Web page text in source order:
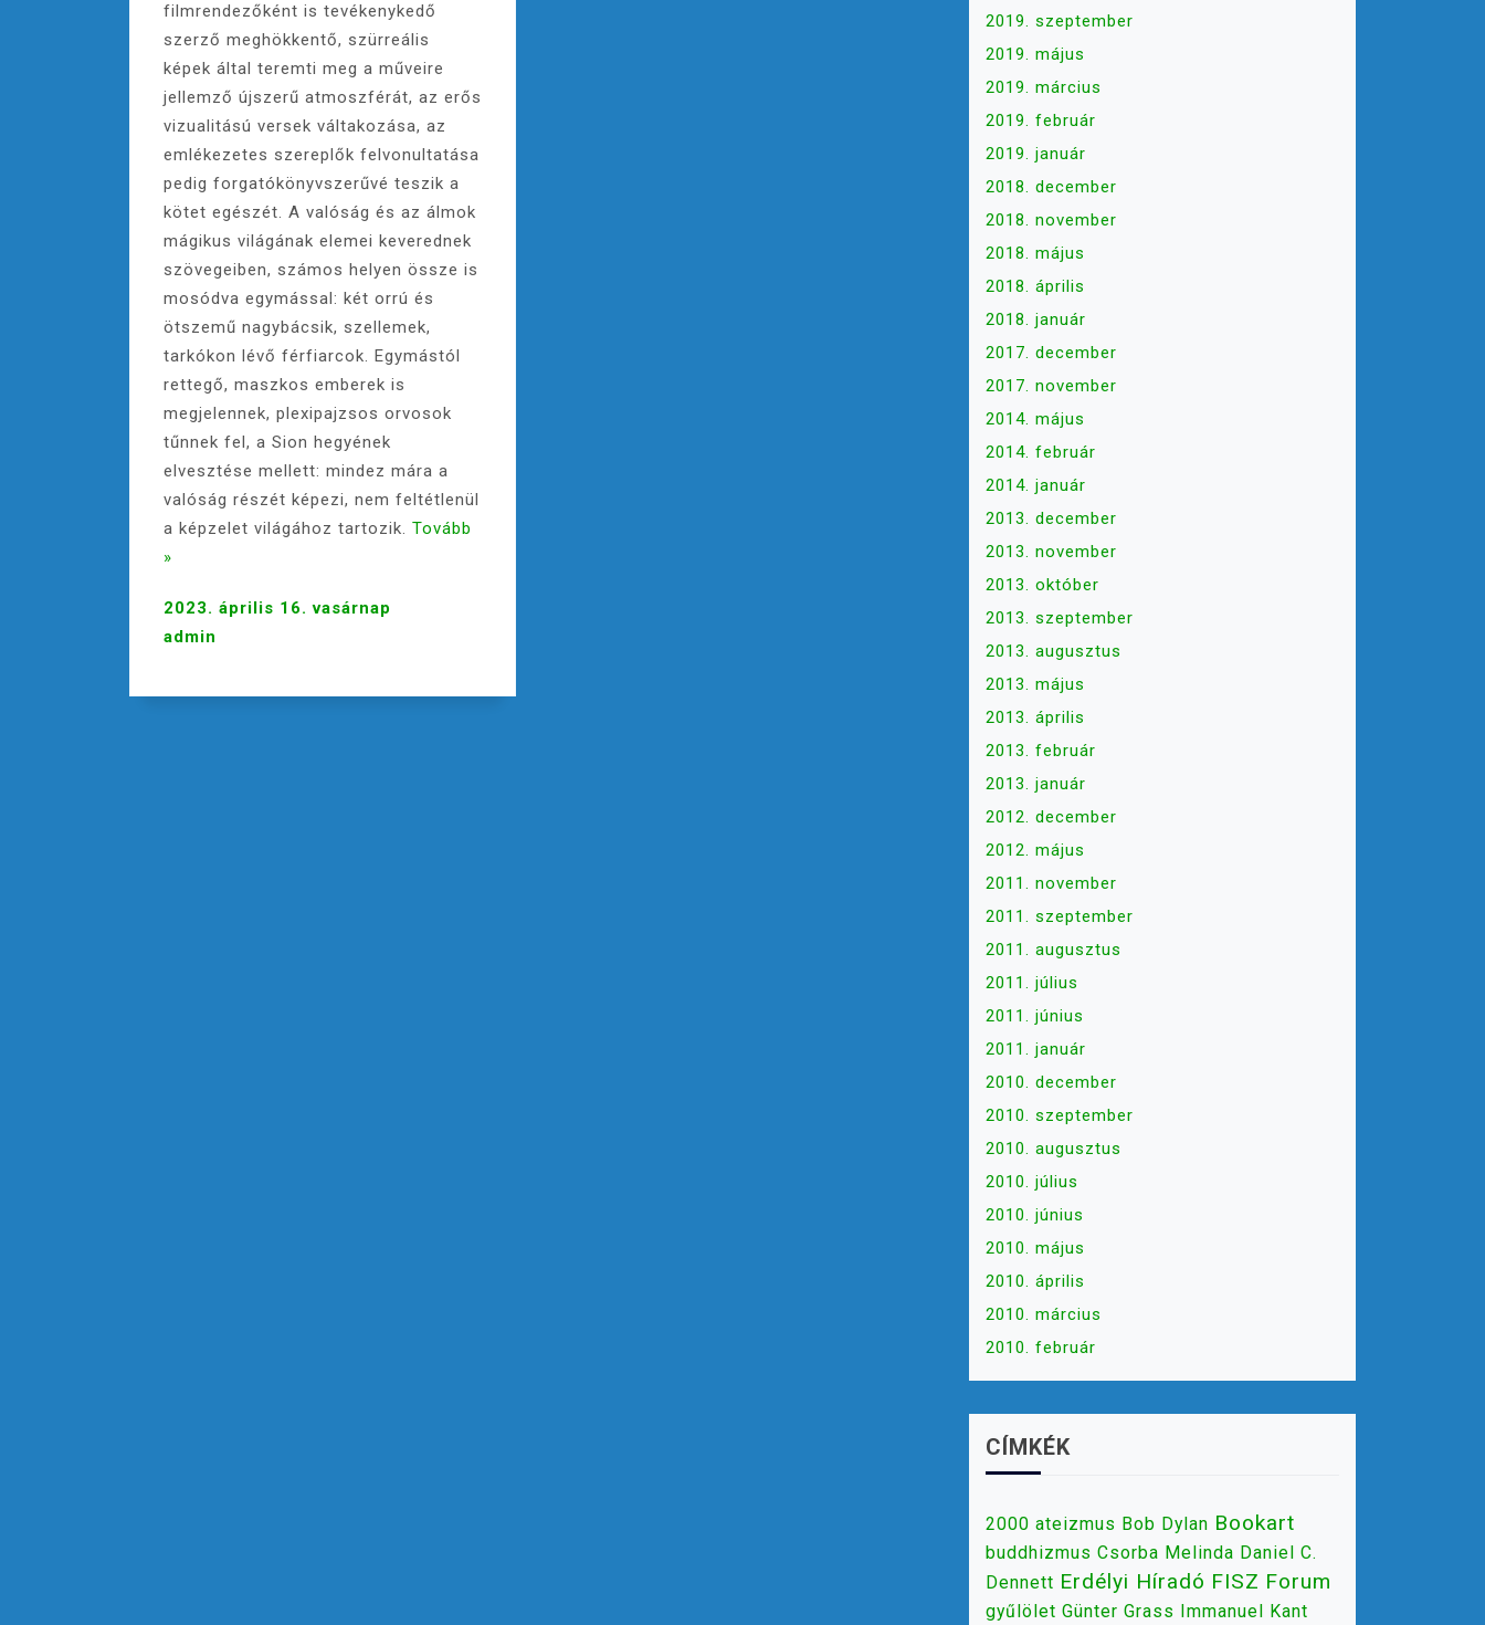
filmrendezőként is tevékenykedő
szerző meghökkentő, szürreális
képek által teremti meg a műveire
jellemző újszerű atmoszférát, az erős
vizualitású versek váltakozása, az
emlékezetes szereplők felvonultatása
pedig forgatókönyvszerűvé teszik a
kötet egészét. A valóság és az álmok
mágikus világának elemei keverednek
szövegeiben, számos helyen össze is
mosódva egymással: két orrú és
ötszemű nagybácsik, szellemek,
tarkókon lévő férfiarcok. Egymástól
rettegő, maszkos emberek is
megjelennek, plexipajzsos orvosok
tűnnek fel, a Sion hegyének
elvesztése mellett: mindez mára a
valóság részét képezi, nem feltétlenül
a képzelet világához tartozik. Tovább
»
2023. április 16. vasárnap
admin
2019. szeptember
2019. május
2019. március
2019. február
2019. január
2018. december
2018. november
2018. május
2018. április
2018. január
2017. december
2017. november
2014. május
2014. február
2014. január
2013. december
2013. november
2013. október
2013. szeptember
2013. augusztus
2013. május
2013. április
2013. február
2013. január
2012. december
2012. május
2011. november
2011. szeptember
2011. augusztus
2011. július
2011. június
2011. január
2010. december
2010. szeptember
2010. augusztus
2010. július
2010. június
2010. május
2010. április
2010. március
2010. február
CÍMKÉK
2000 ateizmus Bob Dylan Bookart
buddhizmus Csorba Melinda Daniel C.
Dennett Erdélyi Híradó FISZ Forum
gyűlölet Günter Grass Immanuel Kant